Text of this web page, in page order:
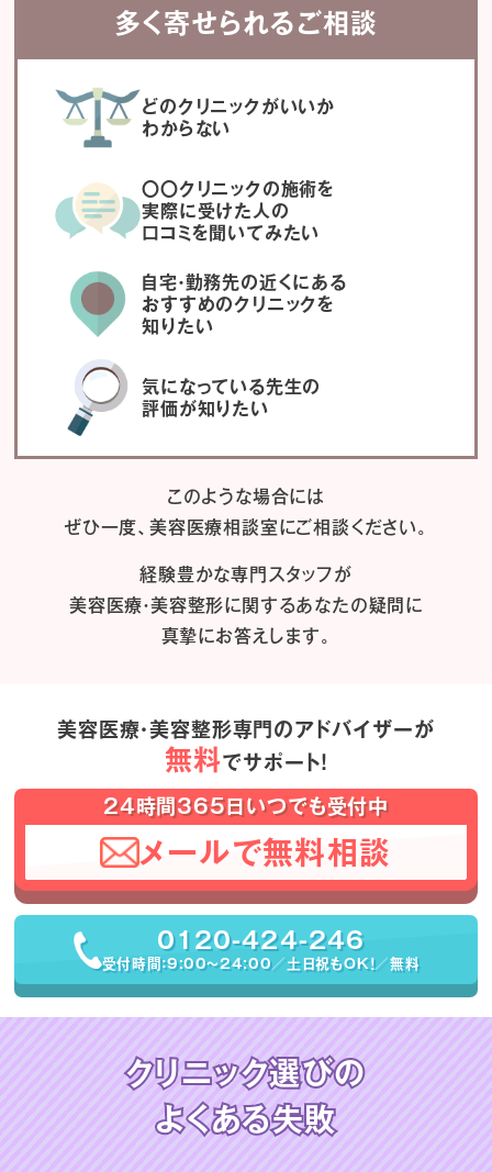
多く寄せられるご相談
どのクリニックがいいか
わからない
〇〇クリニックの施術を
実際に受けた人の
口コミを聞いてみたい
自宅・勤務先の近くにある
おすすめのクリニックを
知りたい
気になっている先生の
評価が知りたい
このような場合には
ぜひ一度、美容医療相談室にご相談ください。
経験豊かな専門スタッフが
美容医療・美容整形に関するあなたの疑問に
真摯にお答えします。
美容医療・美容整形専門のアドバイザーが
無料でサポート！
24時間365日いつでも受付中
メールで無料相談
0120-424-246
受付時間：9:00〜24:00／土日祝もOK！／無料
クリニック選びの
よくある失敗